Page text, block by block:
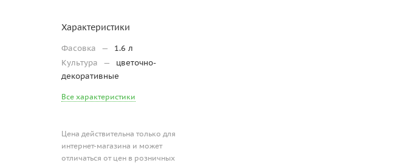
Характеристики
Фасовка —
1.6 л
Культура
—
цветочно-
декоративные
Все характеристики
Цена действительна только для
интернет-магазина и может
отличаться от цен в розничных